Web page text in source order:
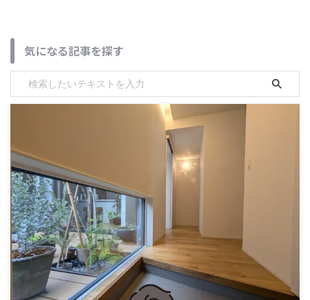
気になる記事を探す